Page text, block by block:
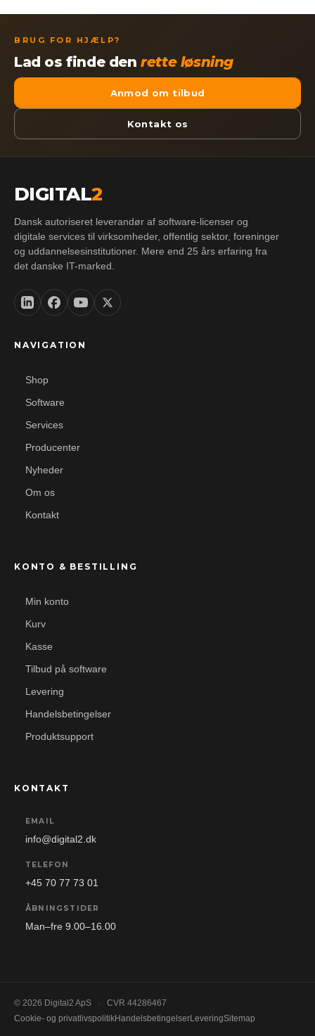
BRUG FOR HJÆLP?
Lad os finde denrette løsning
Anmod om tilbud
Kontakt os
DIGITAL2
Dansk autoriseret leverandør af software-licenser og
digitale services til virksomheder, offentlig sektor, foreninger
og uddannelsesinstitutioner. Mere end 25 års erfaring fra
det danske IT-marked.
NAVIGATION
Shop
Software
Services
Producenter
Nyheder
Om os
Kontakt
KONTO & BESTILLING
Min konto
Kurv
Kasse
Tilbud på software
Levering
Handelsbetingelser
Produktsupport
KONTAKT
EMAIL
info@digital2.dk
TELEFON
+45 70 77 73 01
ÅBNINGSTIDER
Man–fre 9.00–16.00
© 2026 Digital2 ApS ·
CVR 44286467
Cookie- og privatlivspolitikHandelsbetingelserLeveringSitemap